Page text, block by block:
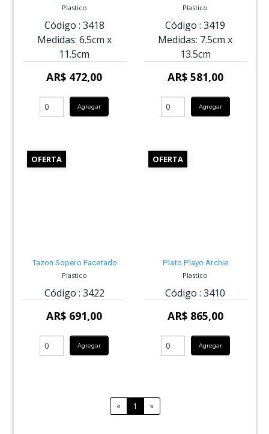
Plastico
Código : 3418
Medidas: 6.5cm x
11.5cm
AR$ 472,00
Agregar
Plastico
Código : 3419
Medidas: 7.5cm x
13.5cm
AR$ 581,00
Agregar
OFERTA
Tazon Sopero Facetado
Plastico
Código : 3422
AR$ 691,00
Agregar
OFERTA
Plato Playo Archie
Plastico
Código : 3410
AR$ 865,00
Agregar
« 1 »